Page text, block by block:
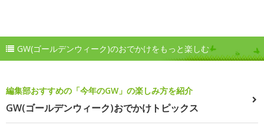
GW(ゴールデンウィーク)のおでかけをもっと楽しむ
編集部おすすめの「今年のGW」の楽しみ方を紹介
GW(ゴールデンウィーク)おでかけトピックス